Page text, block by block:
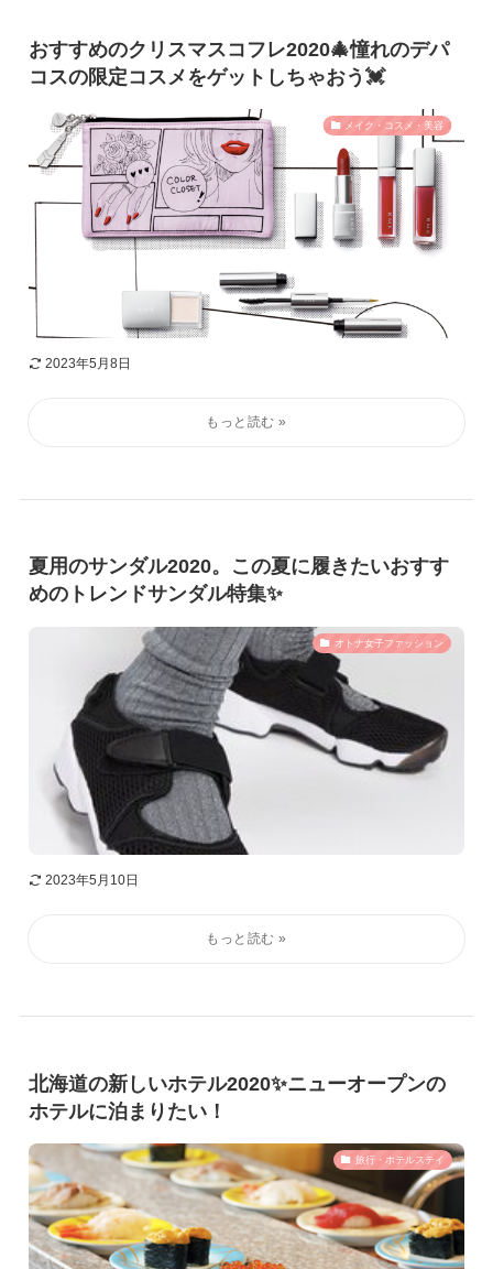
おすすめのクリスマスコフレ2020🎄憧れのデパ
コスの限定コスメをゲットしちゃおう💓
メイク・コスメ・美容
2023年5月8日
夏用のサンダル2020。この夏に履きたいおすす
めのトレンドサンダル特集✨
オトナ女子ファッション
2023年5月10日
北海道の新しいホテル2020✨ニューオープンの
ホテルに泊まりたい！
旅行・ホテルステイ